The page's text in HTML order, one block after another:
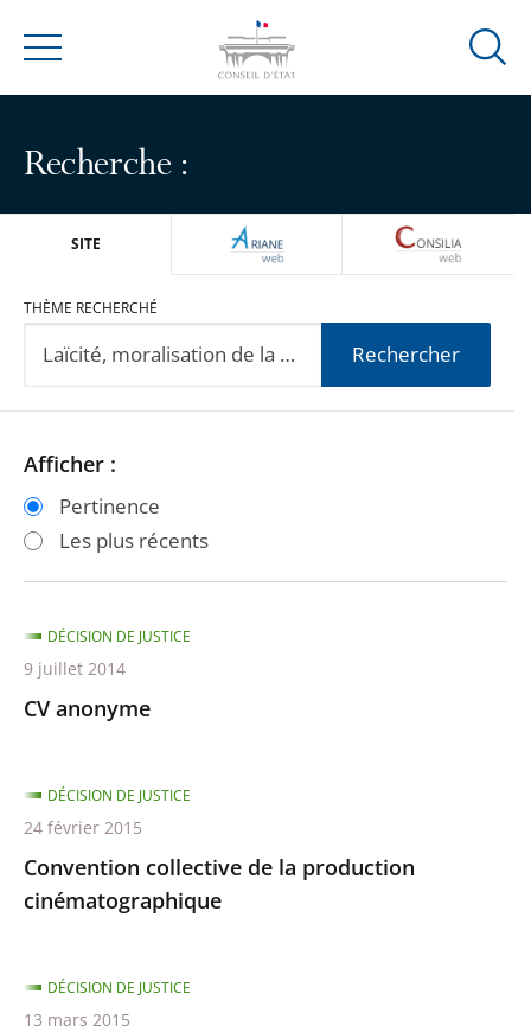
Menu
Ouvrir
Recherche :
SITE ARIANEWEB
THÈME RECHERCHÉ
Rechercher
Passer
les
filtres
après
Passer
les
filtres
avant
Afficher :
Pertinence
Les plus récents
CV anonyme
DÉCISION DE JUSTICE
9 juillet 2014
Convention collective de la production
cinématographique
DÉCISION DE JUSTICE
24 février 2015
DÉCISION DE JUSTICE
13 mars 2015